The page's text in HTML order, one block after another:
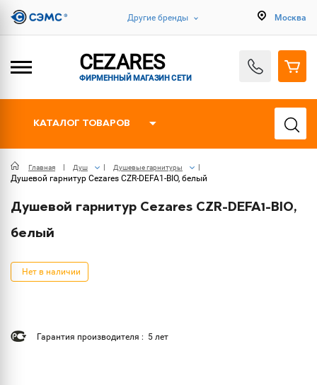
Другие бренды Москва
CEZARES
ФИРМЕННЫЙ МАГАЗИН СЕТИ
КАТАЛОГ ТОВАРОВ
Главная Душ Душевые гарнитуры
Душевой гарнитур Cezares CZR-DEFA1-BIO, белый
Душевой гарнитур Cezares CZR-DEFA1-BIO,
белый
Нет в наличии
Гарантия производителя : 5 лет